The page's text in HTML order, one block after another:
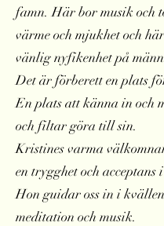
famn. Här bor musik och
värme och mjukhet och
vänlig nyfikenhet på
Det är förberett en plats
En plats att känna in och
och filtar göra till sin.
Kristines varma
en trygghet och acceptans
Hon guidar oss in i
meditation och musik.